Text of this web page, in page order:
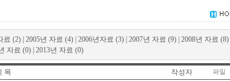
료 (2)| 2005년 자료 (4)| 2006년자료 (3)| 2007년 자료 (9)| 2008년 자료 (8)|
자료 (0)| 2013년 자료 (0)
목 작성자 파일